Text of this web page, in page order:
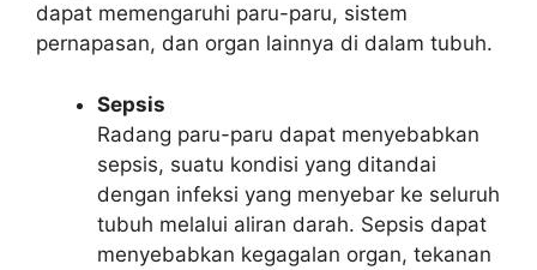
dapat memengaruhi paru-paru, sistem
pernapasan, dan organ lainnya di dalam tubuh.
Sepsis
Radang paru-paru dapat menyebabkan
sepsis, suatu kondisi yang ditandai
dengan infeksi yang menyebar ke seluruh
tubuh melalui aliran darah. Sepsis dapat
menyebabkan kegagalan organ, tekanan